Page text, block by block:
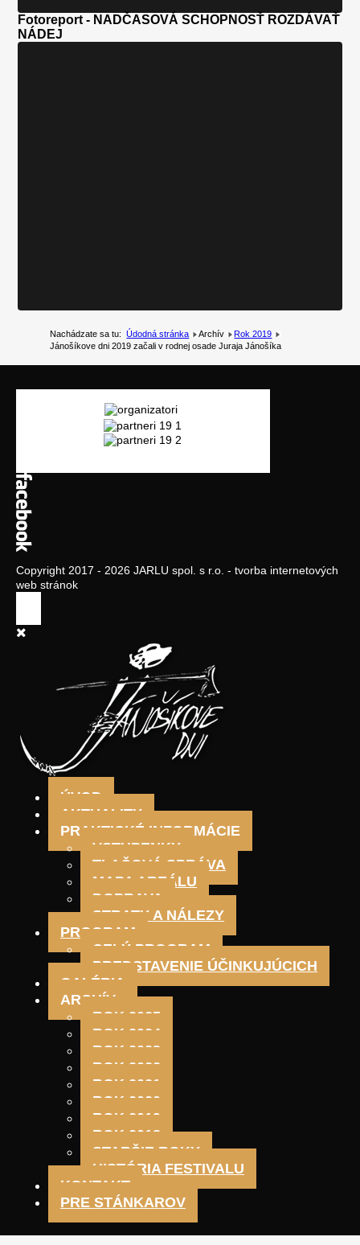
Fotoreport - NADČASOVÁ SCHOPNOSŤ ROZDÁVAŤ
NÁDEJ
Nachádzate sa tu:Údodná stránka Archív
Rok 2019
Jánošíkove dni 2019 začali v rodnej osade Juraja Jánošíka
Copyright 2017 - 2026 JARLU spol. s r.o. - tvorba internetových
web stránok
ÚVOD
AKTUALITY
PRAKTICKÉ INFORMÁCIE
VSTUPENKY
TLAČOVÁ SPRÁVA
MAPA AREÁLU
DOPRAVA
STRATY A NÁLEZY
PROGRAM
CELÝ PROGRAM
PREDSTAVENIE ÚČINKUJÚCICH
GALÉRIA
ARCHÍV
ROK 2025
ROK 2024
ROK 2023
ROK 2022
ROK 2021
ROK 2020
ROK 2019
ROK 2018
STARŠIE ROKY
HISTÓRIA FESTIVALU
KONTAKT
PRE STÁNKAROV